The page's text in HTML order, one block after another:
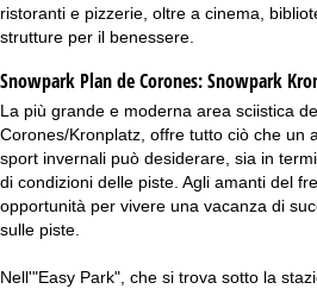
ristoranti e pizzerie, oltre a cinema,
strutture per il benessere.
Snowpark Plan de Corones:Snowpark
La più grande e moderna area sciistica
Corones/Kronplatz, offre tutto ciò che un
sport invernali può desiderare, sia in
di condizioni delle piste. Agli amanti del
opportunità per vivere una vacanza di
sulle piste.
Nell'"Easy Park", che si trova sotto la